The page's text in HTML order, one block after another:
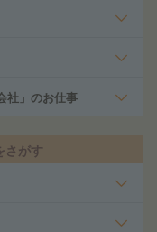
社」のお仕事
さがす